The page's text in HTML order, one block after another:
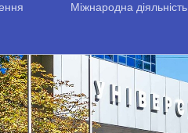
Міжнародна діяльність